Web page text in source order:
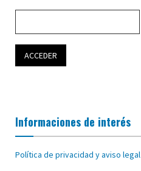
Informaciones de interés
Política de privacidad y aviso legal